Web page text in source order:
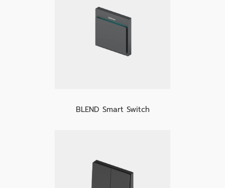
BLEND Smart Switch